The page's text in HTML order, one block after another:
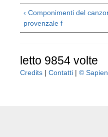
‹ Componimenti del
provenzale f
letto 9854 volte
Credits | Contatti | ©